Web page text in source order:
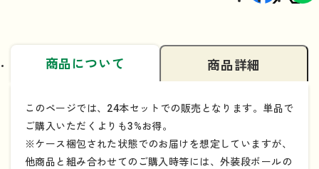
商品について 商品詳細
このページでは、24本セットでの販売となります。単品で
ご購入いただくよりも3%お得。
※ケース梱包された状態でのお届けを想定していますが、
他商品と組み合わせてのご購入時等には、外装段ボールの